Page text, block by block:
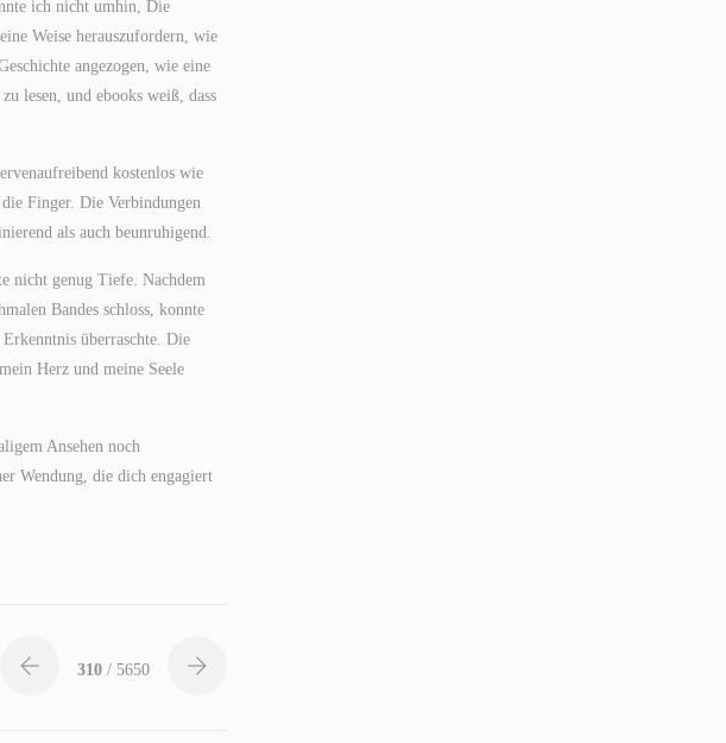
ich nicht umhin, Die
Weise herauszufordern, wie
angezogen, wie eine
lesen, und ebooks weiß, dass
kostenlos wie
Finger. Die Verbindungen
als auch beunruhigend.
nicht genug Tiefe. Nachdem
Bandes schloss, konnte
überraschte. Die
Herz und meine Seele
Ansehen noch
Wendung, die dich engagiert
310 / 5650